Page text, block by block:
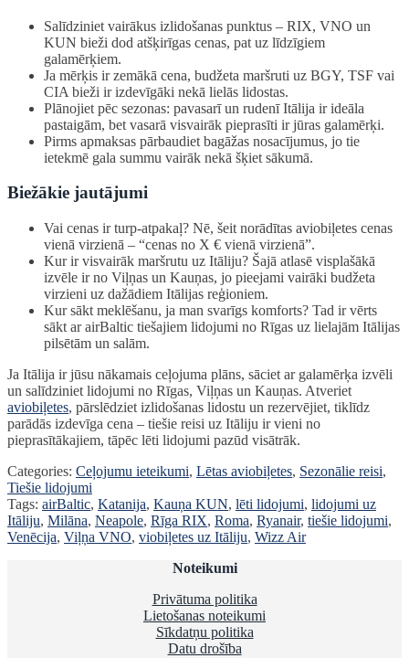
Salīdziniet vairākus izlidošanas punktus – RIX, VNO un
KUN bieži dod atšķirīgas cenas, pat uz līdzīgiem
galamērķiem.
Ja mērķis ir zemākā cena, budžeta maršruti uz BGY, TSF vai
CIA bieži ir izdevīgāki nekā lielās lidostas.
Plānojiet pēc sezonas: pavasarī un rudenī Itālija ir ideāla
pastaigām, bet vasarā visvairāk pieprasīti ir jūras galamērķi.
Pirms apmaksas pārbaudiet bagāžas nosacījumus, jo tie
ietekmē gala summu vairāk nekā šķiet sākumā.
Biežākie jautājumi
Vai cenas ir turp-atpakaļ? Nē, šeit norādītas aviobiļetes cenas
vienā virzienā – “cenas no X € vienā virzienā”.
Kur ir visvairāk maršrutu uz Itāliju? Šajā atlasē visplašākā
izvēle ir no Viļņas un Kauņas, jo pieejami vairāki budžeta
virzieni uz dažādiem Itālijas reģioniem.
Kur sākt meklēšanu, ja man svarīgs komforts? Tad ir vērts
sākt ar airBaltic tiešajiem lidojumi no Rīgas uz lielajām Itālijas
pilsētām un salām.
Ja Itālija ir jūsu nākamais ceļojuma plāns, sāciet ar galamērķa izvēli
un salīdziniet lidojumi no Rīgas, Viļņas un Kauņas. Atveriet
aviobiļetes, pārslēdziet izlidošanas lidostu un rezervējiet, tiklīdz
parādās izdevīga cena – tiešie reisi uz Itāliju ir vieni no
pieprasītākajiem, tāpēc lēti lidojumi pazūd visātrāk.
Categories: Ceļojumu ieteikumi, Lētas aviobiļetes, Sezonālie reisi,
Tiešie lidojumi
Tags: airBaltic, Katanija, Kauņa KUN, lēti lidojumi, lidojumi uz
Itāliju, Milāna, Neapole, Rīga RIX, Roma, Ryanair, tiešie lidojumi,
Venēcija, Viļņa VNO, viobiļetes uz Itāliju, Wizz Air
Noteikumi
Privātuma politika
Lietošanas noteikumi
Sīkdatņu politika
Datu drošība